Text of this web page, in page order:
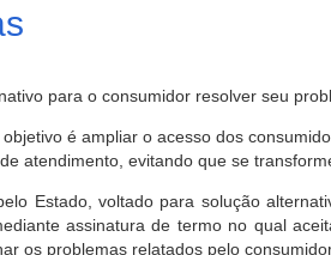
para o consumidor resolver seu
é ampliar o acesso dos
atendimento, evitando que se
Estado, voltado para solução
assinatura de termo no qual
os problemas relatados pelo